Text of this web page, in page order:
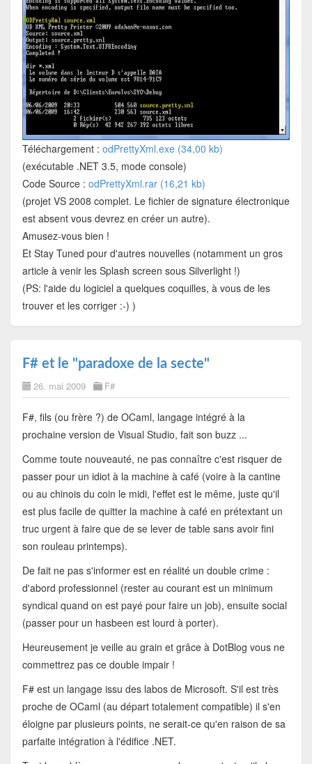
Téléchargement : odPrettyXml.exe (34,00 kb)
(exécutable .NET 3.5, mode console)
Code Source : odPrettyXml.rar (16,21 kb)
(projet VS 2008 complet. Le fichier de signature électronique
est absent vous devrez en créer un autre).
Amusez-vous bien !
Et Stay Tuned pour d'autres nouvelles (notamment un gros
article à venir les Splash screen sous Silverlight !)
(PS: l'aide du logiciel a quelques coquilles, à vous de les
trouver et les corriger :-) )
F# et le "paradoxe de la secte"
26. mai 2009 F#
F#, fils (ou frère ?) de OCaml, langage intégré à la
prochaine version de Visual Studio, fait son buzz ...
Comme toute nouveauté, ne pas connaître c'est risquer de
passer pour un idiot à la machine à café (voire à la cantine
ou au chinois du coin le midi, l'effet est le même, juste qu'il
est plus facile de quitter la machine à café en prétextant un
truc urgent à faire que de se lever de table sans avoir fini
son rouleau printemps).
De fait ne pas s'informer est en réalité un double crime :
d'abord professionnel (rester au courant est un minimum
syndical quand on est payé pour faire un job), ensuite social
(passer pour un hasbeen est lourd à porter).
Heureusement je veille au grain et grâce à DotBlog vous ne
commettrez pas ce double impair !
F# est un langage issu des labos de Microsoft. S'il est très
proche de OCaml (au départ totalement compatible) il s'en
éloigne par plusieurs points, ne serait-ce qu'en raison de sa
parfaite intégration à l'édifice .NET.